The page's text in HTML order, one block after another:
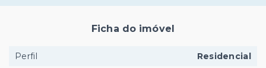
Ficha do imóvel
Perfil
Residencial